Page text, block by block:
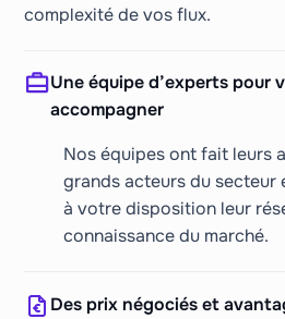
complexité de vos flux.
Une équipe d’experts pour
accompagner
Nos équipes ont fait leurs
grands acteurs du secteur
à votre disposition leur
connaissance du marché.
Des prix négociés et